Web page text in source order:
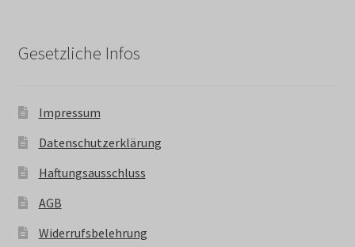
Gesetzliche Infos
Impressum
Datenschutzerklärung
Haftungsausschluss
AGB
Widerrufsbelehrung